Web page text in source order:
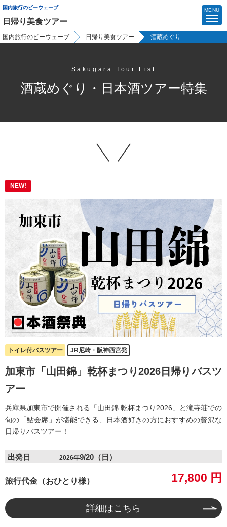
国内旅行のビーウェーブ
日帰り美食ツアー
MENU
ビーウェーブTOP
日帰り美食ツアー
クルーズ
島旅シリーズから選ぶ
小笠原（東京）
伊豆諸島（東京）
小豆島（香川）
隠岐島（島根）
壱岐・対馬（長崎）
甑島（鹿児島）
国内旅行のビーウェーブ 日帰り美食ツアー 酒蔵めぐり
Sakugara Tour List
酒蔵めぐり・日本酒ツアー特集
NEW!
トイレ付バスツアー JR尼崎・阪神西宮発
加東市「山田錦」乾杯まつり2026日帰りバスツ
アー
兵庫県加東市で開催される「山田錦 乾杯まつり2026」と滝寺荘での
旬の「鮎会席」が堪能できる、日本酒好きの方におすすめの贅沢な
日帰りバスツアー！
出発日 2026年9/20（日）
旅行代金（おひとり様） 17,800 円
詳細はこちら